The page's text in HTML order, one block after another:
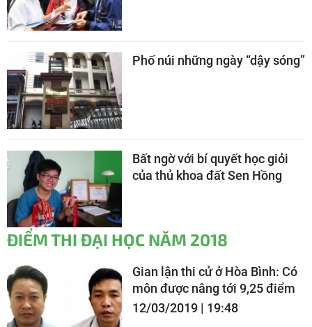
Phố núi những ngày “dậy sóng”
Bất ngờ với bí quyết học giỏi
của thủ khoa đất Sen Hồng
ĐIỂM THI ĐẠI HỌC NĂM 2018
Gian lận thi cử ở Hòa Bình: Có
môn được nâng tới 9,25 điểm
12/03/2019 | 19:48